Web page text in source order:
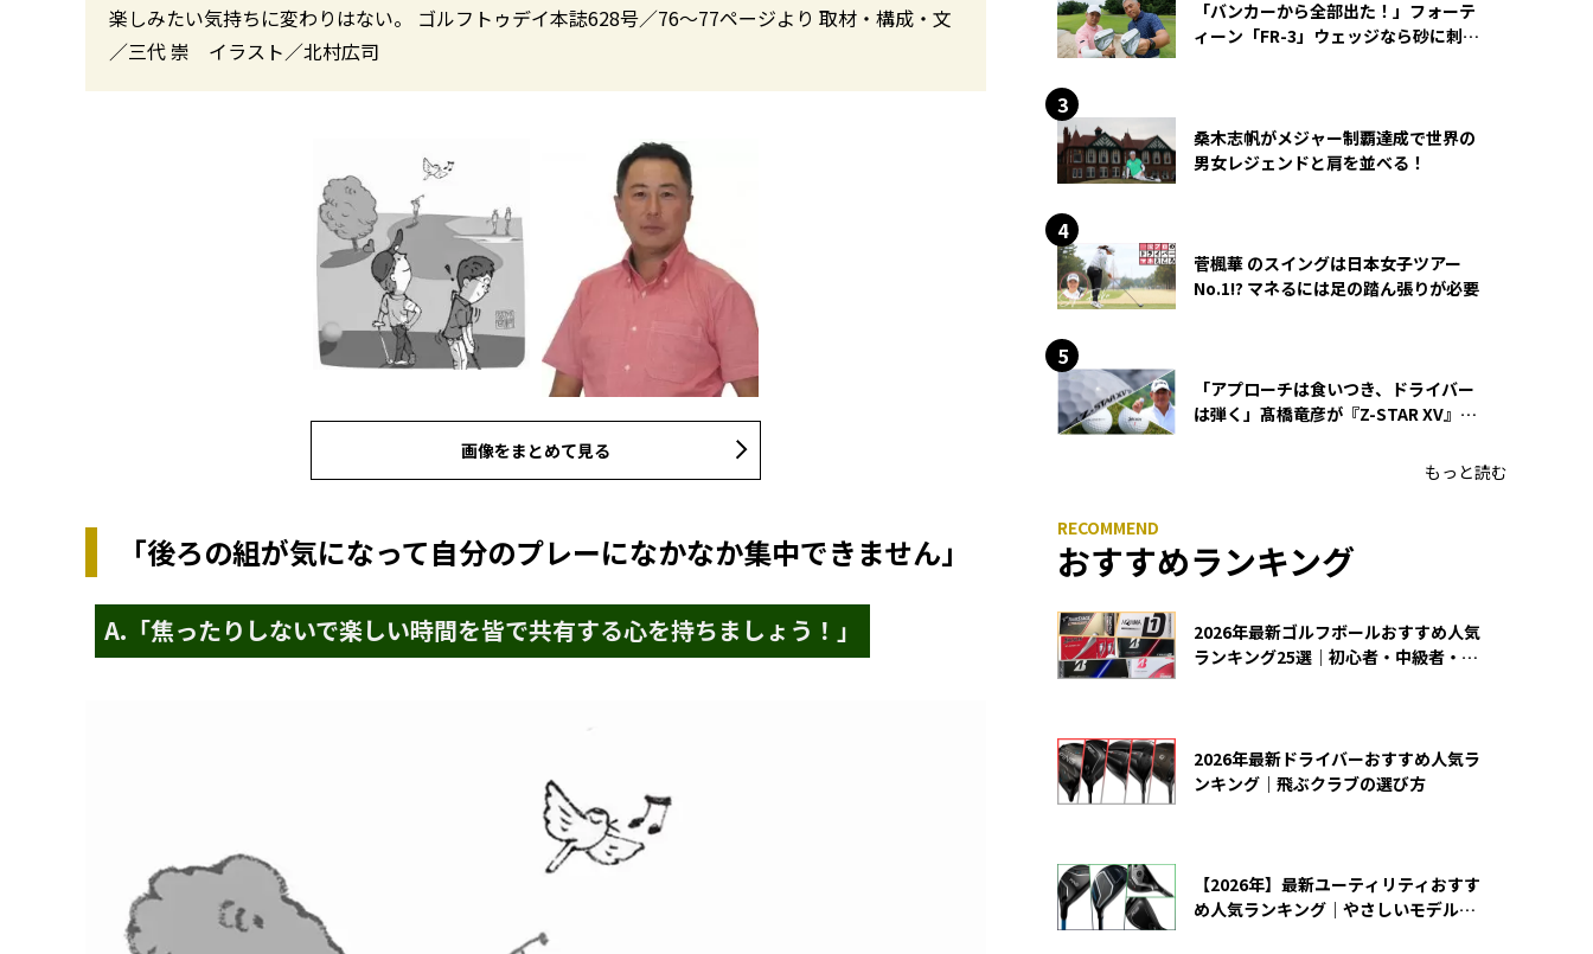
楽しみたい気持ちに変わりはない。 ゴルフトゥデイ本誌628号／76〜77ページより 取材・構成・文
／三代 崇 イラスト／北村広司
画像をまとめて見る
「後ろの組が気になって自分のプレーになかなか集中できません」
A. 「焦ったりしないで楽しい時間を皆で共有する心を持ちましょう！」
「バンカーから全部出た！」フォーテ
ィーン「FR-3」ウェッジなら砂に刺さ
桑木志帆がメジャー制覇達成で世界の
男女レジェンドと肩を並べる！
菅楓華 のスイングは日本女子ツアー
No.1!? マネるには足の踏ん張りが必要
「アプローチは食いつき、ドライバー
は弾く」髙橋竜彦が『Z-STAR XV』を
もっと読む
おすすめランキング
2026年最新ゴルフボールおすすめ人気
ランキング25選｜初心者・中級者・上
2026年最新ドライバーおすすめ人気ラ
ンキング｜飛ぶクラブの選び方
【2026年】最新ユーティリティおすす
め人気ランキング｜やさしいモデルの